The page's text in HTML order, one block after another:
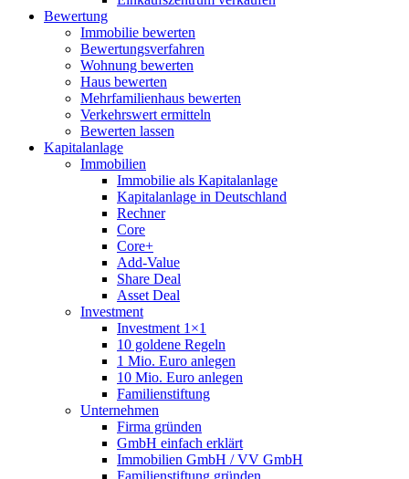
Bewertung
Immobilie bewerten
Bewertungsverfahren
Wohnung bewerten
Haus bewerten
Mehrfamilienhaus bewerten
Verkehrswert ermitteln
Bewerten lassen
Kapitalanlage
Immobilien
Immobilie als Kapitalanlage
Kapitalanlage in Deutschland
Rechner
Core
Core+
Add-Value
Share Deal
Asset Deal
Investment
Investment 1×1
10 goldene Regeln
1 Mio. Euro anlegen
10 Mio. Euro anlegen
Familienstiftung
Unternehmen
Firma gründen
GmbH einfach erklärt
Immobilien GmbH / VV GmbH
Familienstiftung gründen